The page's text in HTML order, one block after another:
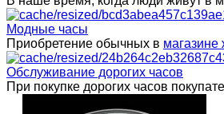
Модные часы
Приобретение обычных в магазине
Обслуживание дорогих часов
При покупке дорогих часов